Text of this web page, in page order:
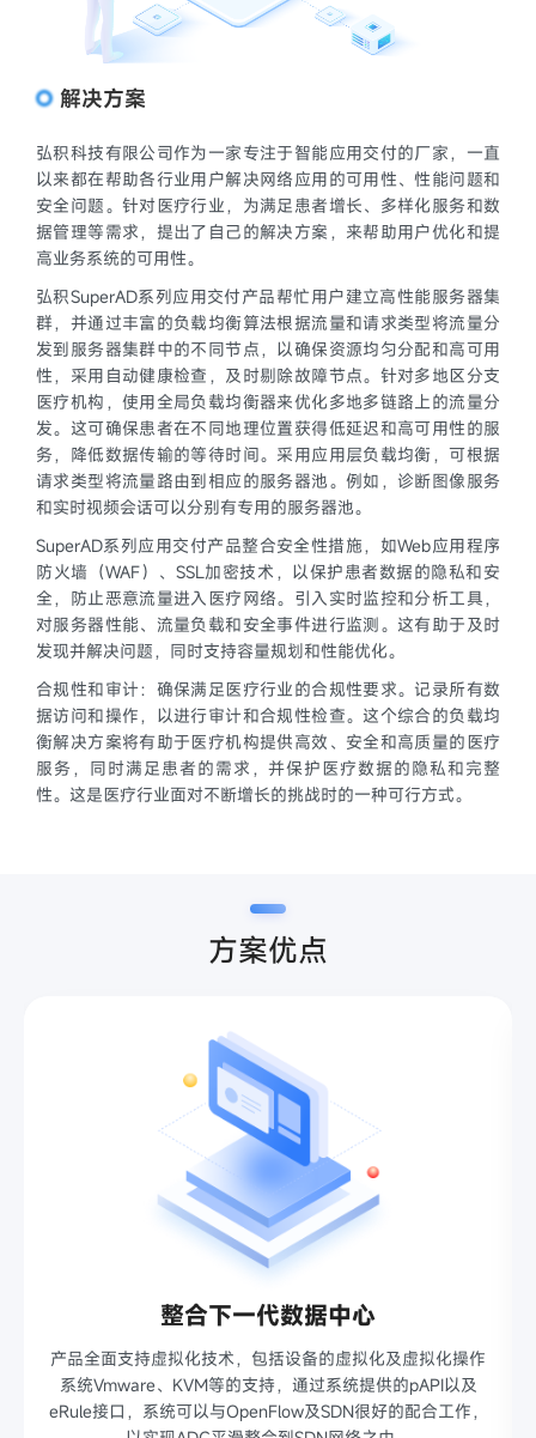
解决方案
弘积科技有限公司作为一家专注于智能应用交付的厂家，一直
以来都在帮助各行业用户解决网络应用的可用性、性能问题和
安全问题。针对医疗行业，为满足患者增长、多样化服务和数
据管理等需求，提出了自己的解决方案，来帮助用户优化和提
高业务系统的可用性。
弘积SuperAD系列应用交付产品帮忙用户建立高性能服务器集
群，并通过丰富的负载均衡算法根据流量和请求类型将流量分
发到服务器集群中的不同节点，以确保资源均匀分配和高可用
性，采用自动健康检查，及时剔除故障节点。针对多地区分支
医疗机构，使用全局负载均衡器来优化多地多链路上的流量分
发。这可确保患者在不同地理位置获得低延迟和高可用性的服
务，降低数据传输的等待时间。采用应用层负载均衡，可根据
请求类型将流量路由到相应的服务器池。例如，诊断图像服务
和实时视频会话可以分别有专用的服务器池。
SuperAD系列应用交付产品整合安全性措施，如Web应用程序
防火墙（WAF）、SSL加密技术，以保护患者数据的隐私和安
全，防止恶意流量进入医疗网络。引入实时监控和分析工具，
对服务器性能、流量负载和安全事件进行监测。这有助于及时
发现并解决问题，同时支持容量规划和性能优化。
合规性和审计：确保满足医疗行业的合规性要求。记录所有数
据访问和操作，以进行审计和合规性检查。这个综合的负载均
衡解决方案将有助于医疗机构提供高效、安全和高质量的医疗
服务，同时满足患者的需求，并保护医疗数据的隐私和完整
性。这是医疗行业面对不断增长的挑战时的一种可行方式。
方案优点
整合下一代数据中心
产品全面支持虚拟化技术，包括设备的虚拟化及虚拟化操作
系统Vmware、KVM等的支持，通过系统提供的pAPI以及
eRule接口，系统可以与OpenFlow及SDN很好的配合工作，